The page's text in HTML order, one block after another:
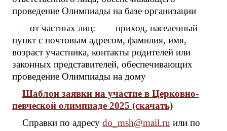
проведение Олимпиады на базе организации
– от частных лиц: приход, населенный
пункт с почтовым адресом, фамилия, имя,
возраст участника, контакты родителей или
законных представителей, обеспечивающих
проведение Олимпиады на дому
Шаблон заявки на участие в Церковно-
певческой олимпиаде 2025 (скачать)
Справки по адресу do_msh@mail.ru или по